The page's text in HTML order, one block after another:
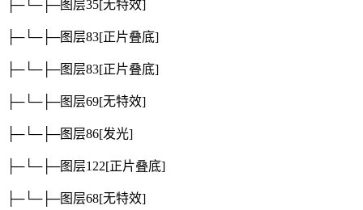
├─└─├─图层35[无特效]
├─└─├─图层83[正片叠底]
├─└─├─图层83[正片叠底]
├─└─├─图层69[无特效]
├─└─├─图层86[发光]
├─└─├─图层122[正片叠底]
├─└─├─图层68[无特效]